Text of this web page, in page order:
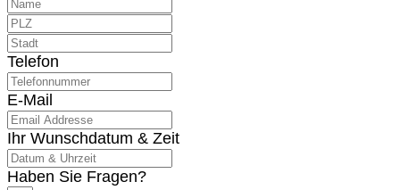
Telefon
E-Mail
Ihr Wunschdatum & Zeit
Haben Sie Fragen?